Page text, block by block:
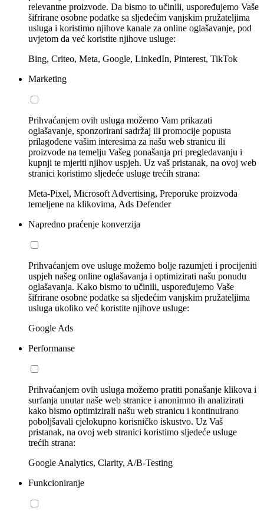
relevantne proizvode. Da bismo to učinili, uspoređujemo Vaše
šifrirane osobne podatke sa sljedećim vanjskim pružateljima
usluga i koristimo njihove kanale za online oglašavanje, pod
uvjetom da već koristite njihove usluge:
Bing, Criteo, Meta, Google, LinkedIn, Pinterest, TikTok
Marketing
Prihvaćanjem ovih usluga možemo Vam prikazati
oglašavanje, sponzorirani sadržaj ili promocije popusta
prilagođene vašim interesima za našu web stranicu ili
proizvode na temelju Vašeg ponašanja pri pregledavanju i
kupnji te mjeriti njihov uspjeh. Uz vaš pristanak, na ovoj web
stranici koristimo sljedeće usluge trećih strana:
Meta-Pixel, Microsoft Advertising, Preporuke proizvoda
temeljene na klikovima, Ads Defender
Napredno praćenje konverzija
Prihvaćanjem ove usluge možemo bolje razumjeti i procijeniti
uspjeh našeg online oglašavanja i optimizirati našu ponudu
oglašavanja. Kako bismo to učinili, uspoređujemo Vaše
šifrirane osobne podatke sa sljedećim vanjskim pružateljima
usluga ukoliko već koristite njihove usluge:
Google Ads
Performanse
Prihvaćanjem ovih usluga možemo pratiti ponašanje klikova i
surfanja unutar naše web stranice i anonimno ih analizirati
kako bismo optimizirali našu web stranicu i kontinuirano
poboljšavali cjelokupno korisničko iskustvo. Uz Vaš
pristanak, na ovoj web stranici koristimo sljedeće usluge
trećih strana:
Google Analytics, Clarity, A/B-Testing
Funkcioniranje